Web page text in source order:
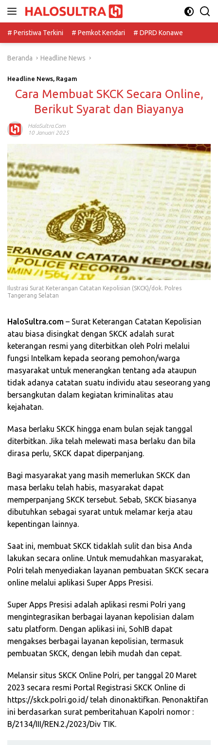
# Peristiwa Terkini
# Pemkot Kendari # DPRD Konawe
Beranda Headline News
Headline News, Ragam
Cara Membuat SKCK Secara Online,
Berikut Syarat dan Biayanya
HaloSultra.com
10 Januari 2025
Ilustrasi Surat Keterangan Catatan Kepolisian (SKCK)/dok. Polres
Tangerang Selatan
HaloSultra.com – Surat Keterangan Catatan Kepolisian
atau biasa disingkat dengan SKCK adalah surat
keterangan resmi yang diterbitkan oleh Polri melalui
fungsi Intelkam kepada seorang pemohon/warga
masyarakat untuk menerangkan tentang ada ataupun
tidak adanya catatan suatu individu atau seseorang yang
bersangkutan dalam kegiatan kriminalitas atau
kejahatan.
Masa berlaku SKCK hingga enam bulan sejak tanggal
diterbitkan. Jika telah melewati masa berlaku dan bila
dirasa perlu, SKCK dapat diperpanjang.
Bagi masyarakat yang masih memerlukan SKCK dan
masa berlaku telah habis, masyarakat dapat
memperpanjang SKCK tersebut. Sebab, SKCK biasanya
dibutuhkan sebagai syarat untuk melamar kerja atau
kepentingan lainnya.
Saat ini, membuat SKCK tidaklah sulit dan bisa Anda
lakukan secara online. Untuk memudahkan masyarakat,
Polri telah menyediakan layanan pembuatan SKCK secara
online melalui aplikasi Super Apps Presisi.
Super Apps Presisi adalah aplikasi resmi Polri yang
mengintegrasikan berbagai layanan kepolisian dalam
satu platform. Dengan aplikasi ini, SohIB dapat
mengakses berbagai layanan kepolisian, termasuk
pembuatan SKCK, dengan lebih mudah dan cepat.
Melansir situs SKCK Online Polri, per tanggal 20 Maret
2023 secara resmi Portal Registrasi SKCK Online di
https://skck.polri.go.id/ telah dinonaktifkan. Penonaktifan
ini berdasarkan surat pemberitahuan Kapolri nomor :
B/2134/III/REN.2./2023/Div TIK.